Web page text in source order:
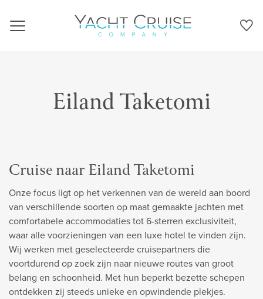
Navigation
Eiland Taketomi
Cruise naar Eiland Taketomi
Onze focus ligt op het verkennen van de wereld aan boord
van verschillende soorten op maat gemaakte jachten met
comfortabele accommodaties tot 6-sterren exclusiviteit,
waar alle voorzieningen van een luxe hotel te vinden zijn.
Wij werken met geselecteerde cruisepartners die
voortdurend op zoek zijn naar nieuwe routes van groot
belang en schoonheid. Met hun beperkt bezette schepen
ontdekken zij steeds unieke en opwindende plekjes.